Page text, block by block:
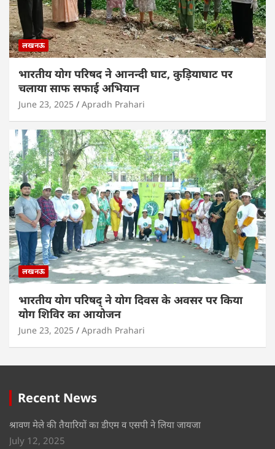
लखनऊ
भारतीय योग परिषद ने आनन्दी घाट, कुड़ियाघाट पर
चलाया साफ सफाई अभियान
June 23, 2025 Apradh Prahari
लखनऊ
भारतीय योग परिषद् ने योग दिवस के अवसर पर किया
योग शिविर का आयोजन
June 23, 2025 Apradh Prahari
Recent News
श्रावण मेले की तैयारियों का डीएम व एसपी ने लिया जायजा
July 12, 2025